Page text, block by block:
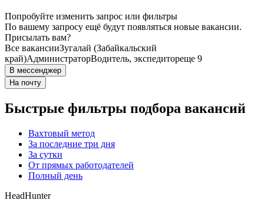
Попробуйте изменить запрос или фильтры
По вашему запросу ещё будут появляться новые вакансии.
Присылать вам?
Все вакансииЗугалай (Забайкальский
край)АдминистраторВодитель, экспедитореще 9
В мессенджер
На почту
Быстрые фильтры подбора вакансий
Вахтовый метод
За последние три дня
За сутки
От прямых работодателей
Полный день
HeadHunter